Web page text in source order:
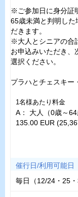
※ご参加日に身分証
65歳未満と判明した
だきます。
※大人とシニアの合
お申込みいただき、
選択ください。
プラハとチェスキー
1名様あたり料金
A： 大人（0歳～64
135.00 EUR
催行日/利用可能日
毎日（12/24・25・